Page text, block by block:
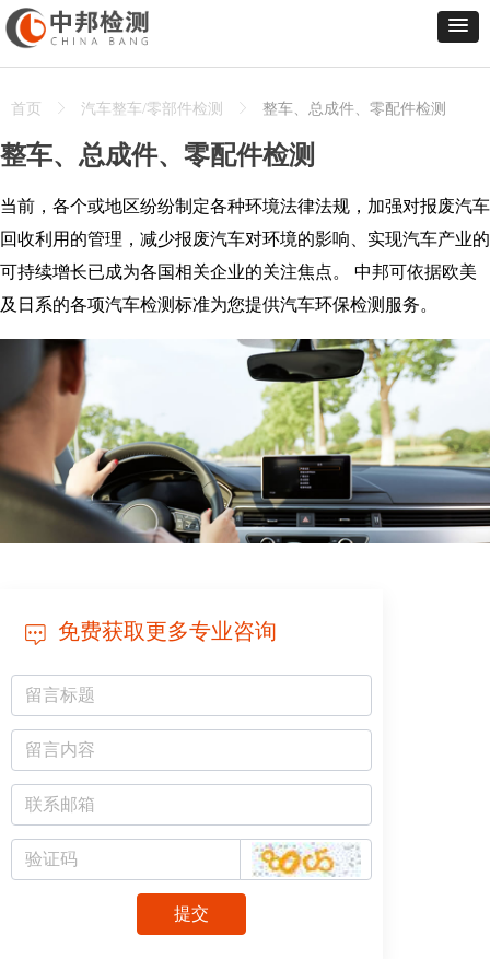
首页 ꁕ 汽车整车/零部件检测 ꁕ 整车、总成件、零配件检测
整车、总成件、零配件检测
当前，各个或地区纷纷制定各种环境法律法规，加强对报废汽车
回收利用的管理，减少报废汽车对环境的影响、实现汽车产业的
可持续增长已成为各国相关企业的关注焦点。 中邦可依据欧美
及日系的各项汽车检测标准为您提供汽车环保检测服务。
提交
免费获取更多专业咨询